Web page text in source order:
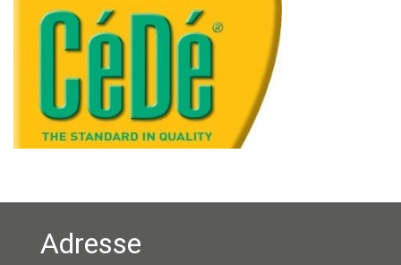
Adresse